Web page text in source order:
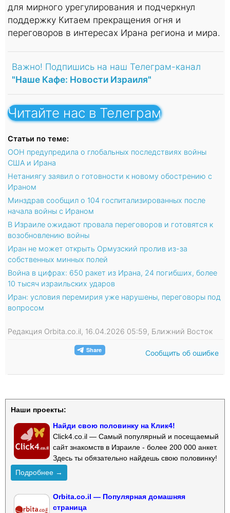
для мирного урегулирования и подчеркнул
поддержку Китаем прекращения огня и
переговоров в интересах Ирана региона и мира.
Важно! Подпишись на наш Телеграм-канал
"Наше Кафе: Новости Израиля"
Читайте нас в Телеграм
Статьи по теме:
ООН предупредила о глобальных последствиях войны
США и Ирана
Нетаниягу заявил о готовности к новому обострению с
Ираном
Минздрав сообщил о 104 госпитализированных после
начала войны с Ираном
В Израиле ожидают провала переговоров и готовятся к
возобновлению войны
Иран не может открыть Ормузский пролив из-за
собственных минных полей
Война в цифрах: 650 ракет из Ирана, 24 погибших, более
10 тысяч израильских ударов
Иран: условия перемирия уже нарушены, переговоры под
вопросом
Редакция Orbita.co.il, 16.04.2026 05:59, Ближний Восток
Сообщить об ошибке
Наши проекты:
Найди свою половинку на Клик4!
Click4.co.il — Самый популярный и посещаемый
сайт знакомств в Израиле - более 200 000 анкет.
Здесь ты обязательно найдешь свою половинку!
Подробнее →
Orbita.co.il — Популярная домашняя
страница